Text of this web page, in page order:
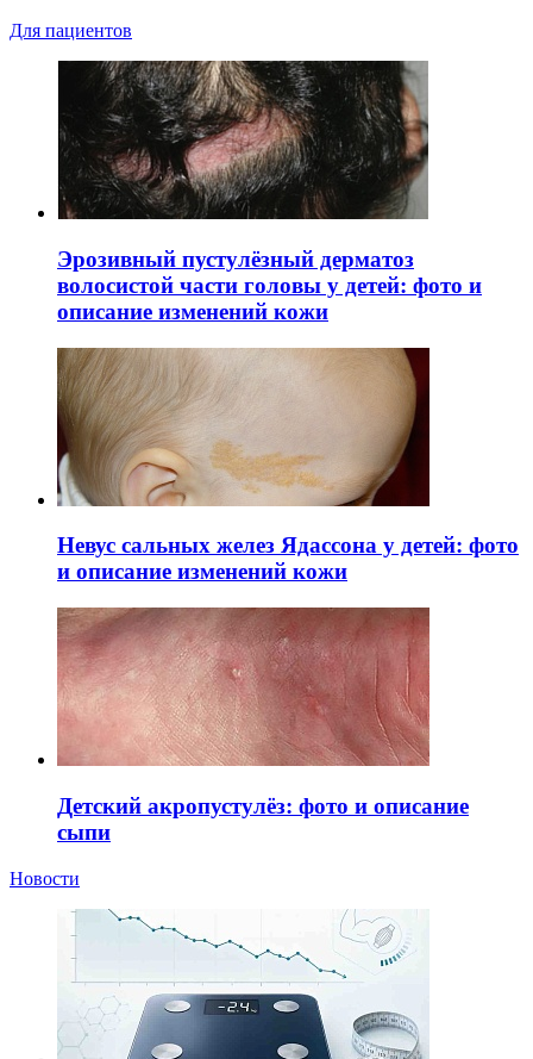
Для пациентов
Эрозивный пустулёзный дерматоз
волосистой части головы у детей: фото и
описание изменений кожи
Невус сальных желез Ядассона у детей: фото
и описание изменений кожи
Детский акропустулёз: фото и описание
сыпи
Новости